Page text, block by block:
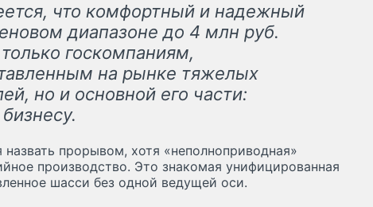
что комфортный и надежный
диапазоне до 4 млн руб.
госкомпаниям,
на рынке тяжелых
но и основной его части:
назвать прорывом, хотя «неполноприводная»
производство. Это знакомая унифицированная
шасси без одной ведущей оси.